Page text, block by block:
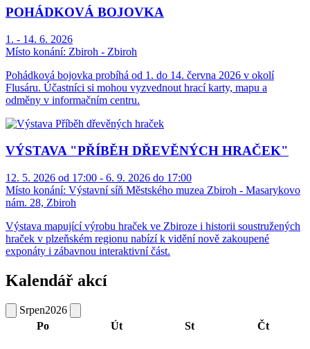
POHÁDKOVÁ BOJOVKA
1. - 14. 6. 2026
Místo konání: Zbiroh - Zbiroh
Pohádková bojovka probíhá od 1. do 14. června 2026 v okolí
Flusáru. Účastníci si mohou vyzvednout hrací karty, mapu a
odměny v informačním centru.
VÝSTAVA "PŘÍBĚH DŘEVĚNÝCH HRAČEK"
12. 5. 2026 od 17:00 - 6. 9. 2026 do 17:00
Místo konání: Výstavní síň Městského muzea Zbiroh - Masarykovo
nám. 28, Zbiroh
Výstava mapující výrobu hraček ve Zbiroze i historii soustružených
hraček v plzeňském regionu nabízí k vidění nově zakoupené
exponáty i zábavnou interaktivní část.
Kalendář akcí
Srpen2026
Po
Út St Čt